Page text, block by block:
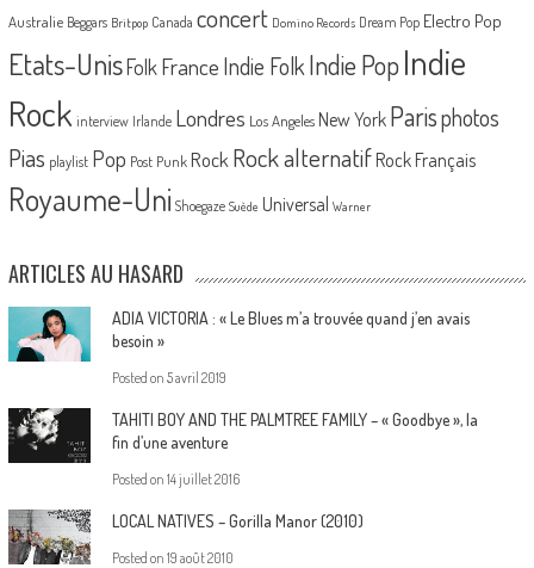
Australie Beggars Britpop Canada concert Domino Records Dream Pop Electro Pop
Etats-UnisFolk France Indie FolkIndie PopIndie
Rock interview Irlande Londres Los Angeles New York Parisphotos
Pias playlist Pop Post Punk Rock Rock alternatif Rock Français
Royaume-Uni Shoegaze Suède Universal Warner
ARTICLES AU HASARD
ADIA VICTORIA : « Le Blues m’a trouvée quand j’en avais
besoin »
Posted on 5 avril 2019
TAHITI BOY AND THE PALMTREE FAMILY – « Goodbye », la
fin d’une aventure
Posted on 14 juillet 2016
LOCAL NATIVES – Gorilla Manor (2010)
Posted on 19 août 2010